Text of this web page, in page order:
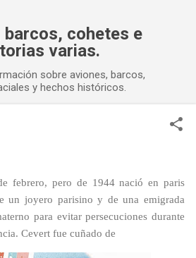
barcos, cohetes e
varias.
sobre aviones, barcos,
y hechos históricos.
febrero, pero de 1944 nació en paris
un joyero parisino y de una emigrada
para evitar persecuciones durante
Cevert fue cuñado de